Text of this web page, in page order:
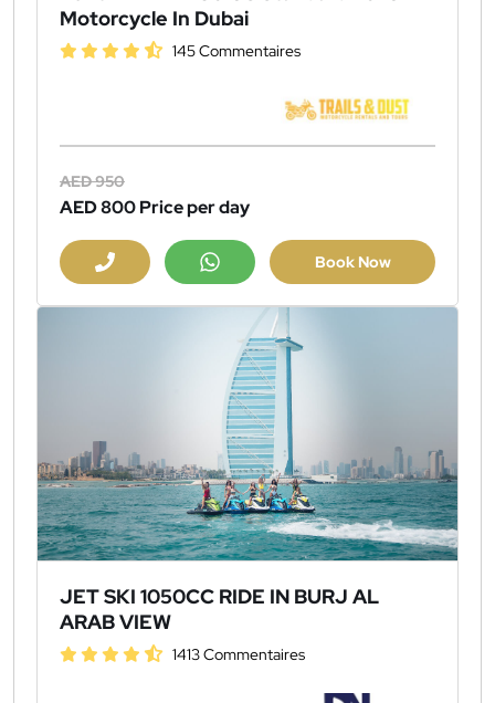
Motorcycle In Dubai
145 Commentaires
AED 950
AED 800Price per day
Book Now
JET SKI 1050CC RIDE IN BURJ AL
ARAB VIEW
1413 Commentaires